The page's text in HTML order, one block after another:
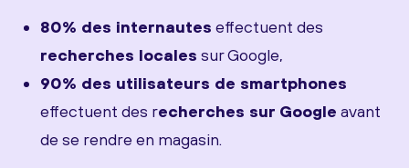
80% des internautes effectuent des
recherches locales sur Google,
90% des utilisateurs de smartphones
effectuent des recherches sur Google avant
de se rendre en magasin.